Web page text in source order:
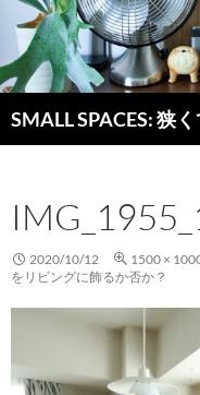
SMALL SPACES: 狭
索
ン
ツ
へ
ス
2020/10/12 1500 ×
をリビングに飾るか否か？